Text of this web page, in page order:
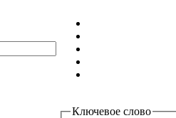
Ключевое слово